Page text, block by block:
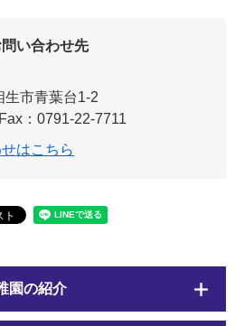
い合わせ先
生市青葉台1-2
Fax：0791-22-7711
はこちら
園の紹介